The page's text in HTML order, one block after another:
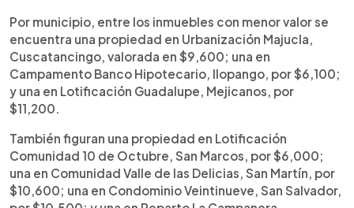
Por municipio, entre los inmuebles con menor valor se
encuentra una propiedad en Urbanización Majucla,
Cuscatancingo, valorada en $9,600; una en
Campamento Banco Hipotecario, Ilopango, por $6,100;
y una en Lotificación Guadalupe, Mejicanos, por
$11,200.
También figuran una propiedad en Lotificación
Comunidad 10 de Octubre, San Marcos, por $6,000;
una en Comunidad Valle de las Delicias, San Martín, por
$10,600; una en Condominio Veintinueve, San Salvador,